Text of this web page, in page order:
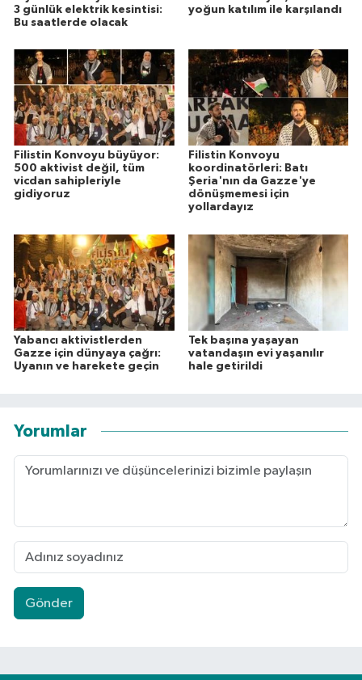
3 günlük elektrik kesintisi:
Bu saatlerde olacak
yoğun katılım ile karşılandı
Filistin Konvoyu büyüyor:
500 aktivist değil, tüm
vicdan sahipleriyle
gidiyoruz
Filistin Konvoyu
koordinatörleri: Batı
Şeria'nın da Gazze'ye
dönüşmemesi için
yollardayız
Yabancı aktivistlerden
Gazze için dünyaya çağrı:
Uyanın ve harekete geçin
Tek başına yaşayan
vatandaşın evi yaşanılır
hale getirildi
Yorumlar
Gönder